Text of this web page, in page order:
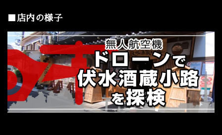
■店内の様子